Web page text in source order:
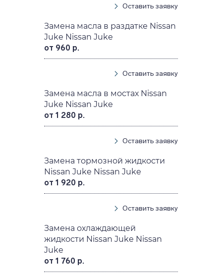
Оставить заявку
Замена масла в раздатке Nissan
Juke Nissan Juke
от 960 р.
Оставить заявку
Замена масла в мостах Nissan
Juke Nissan Juke
от 1 280 р.
Оставить заявку
Замена тормозной жидкости
Nissan Juke Nissan Juke
от 1 920 р.
Оставить заявку
Замена охлаждающей
жидкости Nissan Juke Nissan
Juke
от 1 760 р.